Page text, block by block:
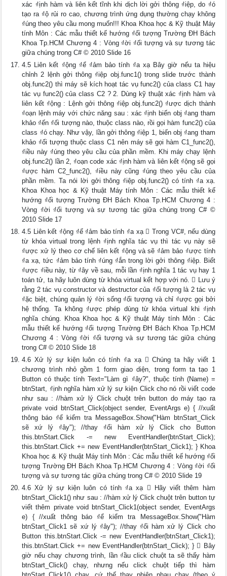
xác ₫ịnh hàm và liên kết tĩnh khi dịch lời gởi thông ₫iệp, do ₫ó
tạo ra ₫ộ rủi ro cao, chương trình ứng dụng thường chạy không
₫úng theo yêu cầu mong muốn!!! Khoa Khoa học & Kỹ thuật Máy
tính Môn : Các mẫu thiết kế hướng ₫ối tượng Trường ĐH Bách
Khoa Tp.HCM Chương 4 : Vòng ₫ời ₫ối tượng và sự tương tác
giữa chúng trong C# © 2010 Slide 16
4.5 Liên kết ₫ộng ₫ể ₫ảm bảo tính ₫a xạ Bây giờ nếu ta hiệu
chỉnh 2 lệnh gởi thông ₫iệp obj.func1() trong slide trước thành
obj.func2() thì máy sẽ kích hoạt tác vụ func2() của class C1 hay
tác vụ func2() của class C2 ? 2. Dùng kỹ thuật xác ₫ịnh hàm và
liên kết ₫ộng : Lệnh gởi thông ₫iệp obj.func2() ₫ược dịch thành
₫oạn lệnh máy với chức năng sau : xác ₫ịnh biến obj ₫ang tham
khảo ₫ến ₫ối tượng nào, thuộc class nào, rồi gọi hàm func2() của
class ₫ó chạy. Như vậy, lần gởi thông ₫iệp 1, biến obj ₫ang tham
khảo ₫ối tượng thuộc class C1 nên máy sẽ gọi hàm C1_func2(),
₫iều này ₫úng theo yêu cầu của phần mềm. Khi máy chạy lệnh
obj.func2() lần 2, ₫oạn code xác ₫ịnh hàm và liên kết ₫ộng sẽ gọi
₫ược hàm C2_func2(), ₫iều này cũng ₫úng theo yêu cầu của
phần mềm. Ta nói lời gởi thông ₫iệp obj.func2() có tính ₫a xạ.
Khoa Khoa học & Kỹ thuật Máy tính Môn : Các mẫu thiết kế
hướng ₫ối tượng Trường ĐH Bách Khoa Tp.HCM Chương 4 :
Vòng ₫ời ₫ối tượng và sự tương tác giữa chúng trong C# ©
2010 Slide 17
4.5 Liên kết ₫ộng ₫ể ₫ảm bảo tính ₫a xạ  Trong VC#, nếu dùng
từ khóa virtual trong lệnh ₫ịnh nghĩa tác vụ thì tác vụ này sẽ
₫ược xử lý theo cơ chế liên kết ₫ộng và sẽ ₫ảm bảo ₫ược tính
₫a xạ, tức ₫ảm bảo tính ₫úng ₫ắn trong lời gởi thông ₫iệp. Biết
₫ược ₫iều này, từ ₫ây về sau, mỗi lần ₫ịnh nghĩa 1 tác vụ hay 1
toán tử, ta hãy luôn dùng từ khóa virtual kết hợp với nó.  Lưu ý
rằng 2 tác vụ constructor và destructor của ₫ối tượng là 2 tác vụ
₫ặc biệt, chúng quản lý ₫ời sống ₫ối tượng và chỉ ₫ược gọi bởi
hệ thống. Ta không ₫ược phép dùng từ khóa virtual khi ₫ịnh
nghĩa chúng. Khoa Khoa học & Kỹ thuật Máy tính Môn : Các
mẫu thiết kế hướng ₫ối tượng Trường ĐH Bách Khoa Tp.HCM
Chương 4 : Vòng ₫ời ₫ối tượng và sự tương tác giữa chúng
trong C# © 2010 Slide 18
4.6 Xử lý sự kiện luôn có tính ₫a xạ  Chúng ta hãy viết 1
chương trình nhỏ gồm 1 form giao diện, trong form ta tạo 1
Button có thuộc tính Text="Làm gì ₫ây?", thuộc tính (Name) =
btnStart, ₫ịnh nghĩa hàm xử lý sự kiện Click cho nó rồi viết code
như sau : //hàm xử lý Click chuột trên button do máy tạo ra
private void btnStart_Click(object sender, EventArgs e) { //xuất
thông báo ₫ể kiểm tra MessageBox.Show("Hàm btnStart_Click
sẽ xứ lý ₫ây"); //thay ₫ổi hàm xử lý Click cho Button
this.btnStart.Click -= new EventHandler(btnStart_Click);
this.btnStart.Click += new EventHandler(btnStart_Click1); } Khoa
Khoa học & Kỹ thuật Máy tính Môn : Các mẫu thiết kế hướng ₫ối
tượng Trường ĐH Bách Khoa Tp.HCM Chương 4 : Vòng ₫ời ₫ối
tượng và sự tương tác giữa chúng trong C# © 2010 Slide 19
4.6 Xử lý sự kiện luôn có tính ₫a xạ  Hãy viết thêm hàm
btnStart_Click1() như sau : //hàm xử lý Click chuột trên button tự
viết thêm private void btnStart_Click1(object sender, EventArgs
e) { //xuất thông báo ₫ể kiểm tra MessageBox.Show("Hàm
btnStart_Click1 sẽ xứ lý ₫ây"); //thay ₫ổi hàm xử lý Click cho
Button this.btnStart.Click -= new EventHandler(btnStart_Click1);
this.btnStart.Click += new EventHandler(btnStart_Click); }  Bây
giờ nếu chạy chương trình, lần ₫ầu click chuột ta sẽ thấy hàm
btnStart_Click() chạy, nhưng nếu click chuột tiếp thì hàm